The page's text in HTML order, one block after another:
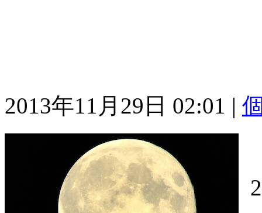
2013年11月29日 02:01 |